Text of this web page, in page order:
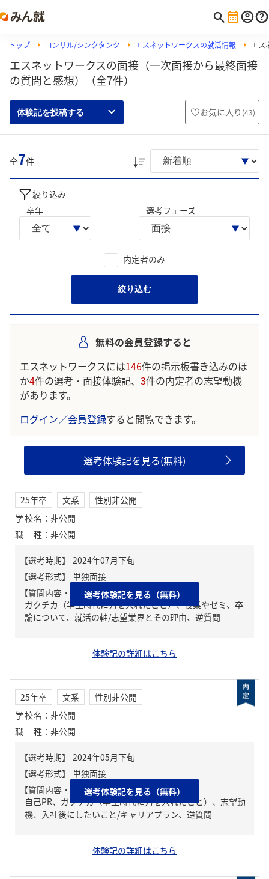
トップ コンサル/シンクタンク エスネットワークスの就活情報 エス
エスネットワークスの面接（一次面接から最終面接
の質問と感想）（全7件）
体験記を投稿する お気に入り (43)
全7件
絞り込み
卒年
選考フェーズ
内定者のみ
絞り込む
無料の会員登録すると
エスネットワークスには146件の掲示板書き込みのほ
か4件の選考・面接体験記、 3件の内定者の志望動機
があります。
ログイン／会員登録すると閲覧できます。
選考体験記を見る(無料)
25年卒 文系
性別非公開
学校名 ： 非公開
職種 ： 非公開
【質問内容・課題】
ガクチカ（学生時代に力を入れたこと）、授業やゼミ、卒
論について、就活の軸/志望業界とその理由、逆質問
選考体験記を見る（無料）
体験記の詳細はこちら
25年卒 文系
性別非公開
学校名 ： 非公開
職種 ： 非公開
【質問内容・課題】
自己PR、ガクチカ（学生時代に力を入れたこと）、志望動
機、入社後にしたいこと/キャリアプラン、逆質問
選考体験記を見る（無料）
体験記の詳細はこちら